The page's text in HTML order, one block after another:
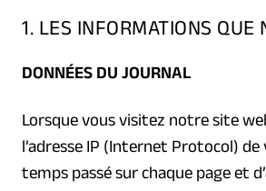
1. LES INFORMATIONS QUE
DONNÉES DU JOURNAL
Lorsque vous visitez notre site
l’adresse IP (Internet Protocol)
temps passé sur chaque page et